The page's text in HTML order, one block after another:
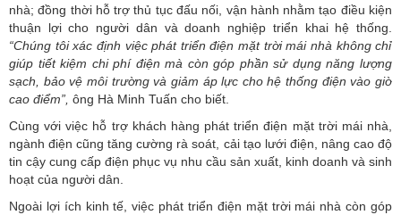
nhà; đồng thời hỗ trợ thủ tục đấu nối, vận hành nhằm tạo điều kiện
thuận lợi cho người dân và doanh nghiệp triển khai hệ thống.
“Chúng tôi xác định việc phát triển điện mặt trời mái nhà không chỉ
giúp tiết kiệm chi phí điện mà còn góp phần sử dụng năng lượng
sạch, bảo vệ môi trường và giảm áp lực cho hệ thống điện vào giờ
cao điểm”, ông Hà Minh Tuấn cho biết.
Cùng với việc hỗ trợ khách hàng phát triển điện mặt trời mái nhà,
ngành điện cũng tăng cường rà soát, cải tạo lưới điện, nâng cao độ
tin cậy cung cấp điện phục vụ nhu cầu sản xuất, kinh doanh và sinh
hoạt của người dân.
Ngoài lợi ích kinh tế, việc phát triển điện mặt trời mái nhà còn góp